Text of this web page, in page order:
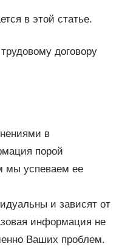
в этой статье.
договору
в
порой
мы успеваем ее
и зависят от
информация не
Ваших проблем.